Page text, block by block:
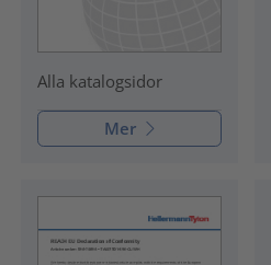
Alla katalogsidor
Mer